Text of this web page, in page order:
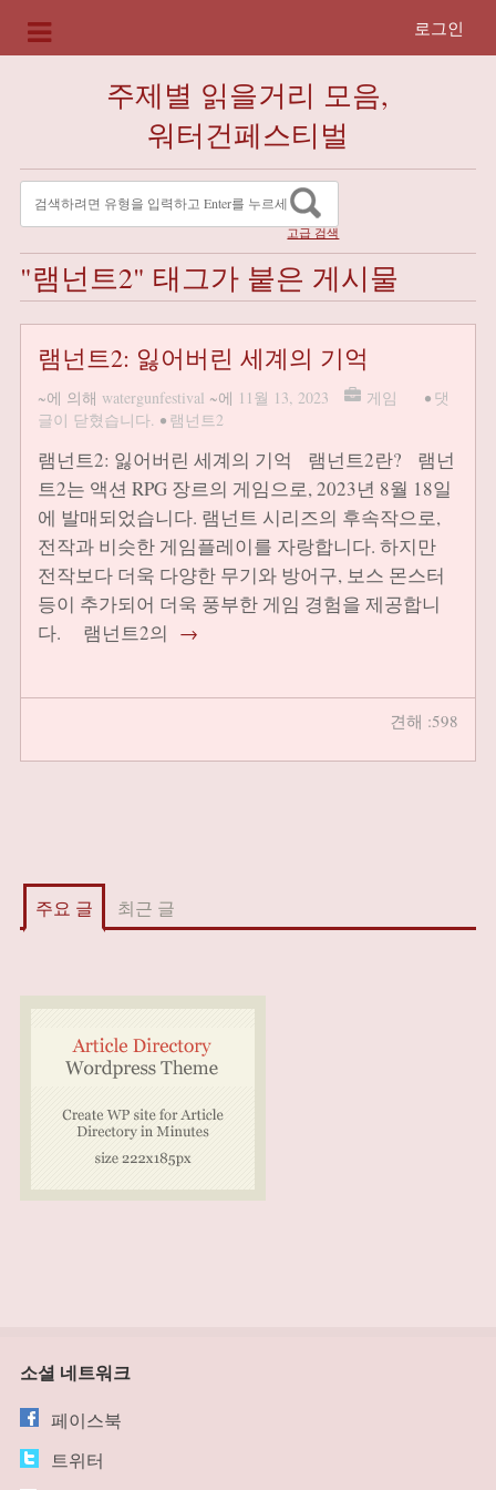
로그인
주제별 읽을거리 모음,
워터건페스티벌
고급 검색
"램넌트2" 태그가 붙은 게시물
램넌트2: 잃어버린 세계의 기억
~에 의해 watergunfestival ~에 11월 13, 2023 게임 • 댓
글이 닫혔습니다. • 램넌트2
램넌트2: 잃어버린 세계의 기억 램넌트2란? 램넌
트2는 액션 RPG 장르의 게임으로, 2023년 8월 18일
에 발매되었습니다. 램넌트 시리즈의 후속작으로,
전작과 비슷한 게임플레이를 자랑합니다. 하지만
전작보다 더욱 다양한 무기와 방어구, 보스 몬스터
등이 추가되어 더욱 풍부한 게임 경험을 제공합니
다. 램넌트2의 →
견해 :598
주요 글 최근 글
소셜 네트워크
페이스북
트위터